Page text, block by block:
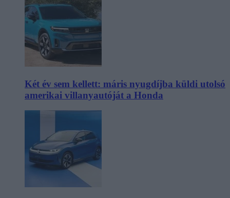
Két év sem kellett: máris nyugdíjba küldi utolsó
amerikai villanyautóját a Honda